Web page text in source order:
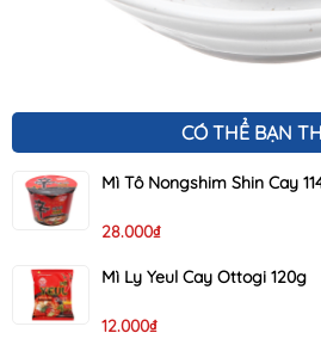
CÓ THỂ BẠN
Mì Tô Nongshim Shin Cay
28.000₫
Mì Ly Yeul Cay Ottogi 120g
12.000₫